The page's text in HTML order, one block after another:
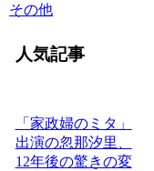
その他
人気記事
「家政婦のミタ」
出演の忽那汐里、
12年後の驚きの変